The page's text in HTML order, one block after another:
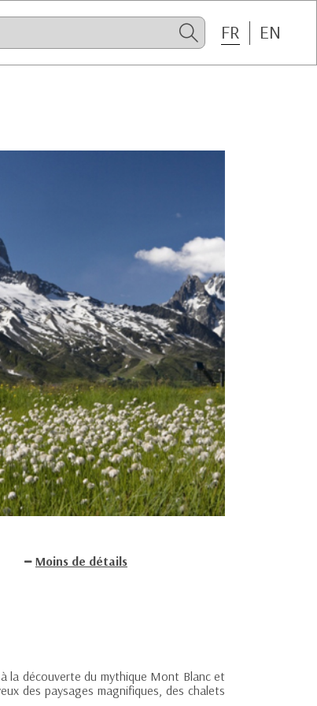
FR EN
Moins de détails
la découverte du mythique Mont Blanc et
des paysages magnifiques, des chalets